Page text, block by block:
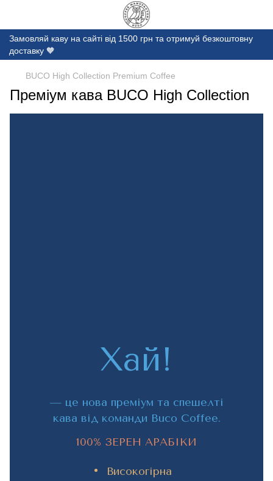
Замовляй каву на сайті від 1500 грн та отримуй безкоштовну
доставку 🧡
BUCO High Collection Premium Coffee
Преміум кава BUCO High Collection
Хай!
— це нова преміум та спешелті
кава від команди Buco Coffee.
100% ЗЕРЕН АРАБІКИ
Високогірна